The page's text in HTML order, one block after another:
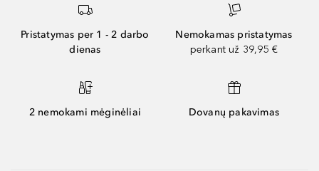
Pristatymas per 1 - 2 darbo
dienas
Nemokamas pristatymas
perkant už 39,95 €
2 nemokami mėginėliai Dovanų pakavimas